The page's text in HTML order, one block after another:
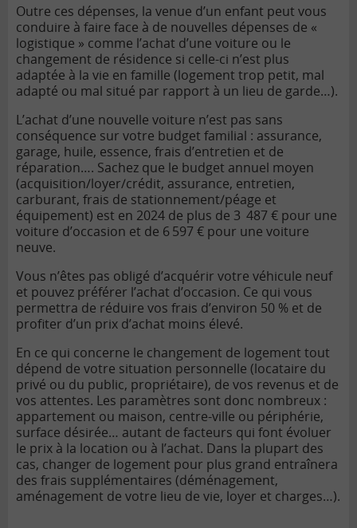
Outre ces dépenses, la venue d’un enfant peut vous
conduire à faire face à de nouvelles dépenses de «
logistique » comme l’achat d’une voiture ou le
changement de résidence si celle-ci n’est plus
adaptée à la vie en famille (logement trop petit, mal
adapté ou mal situé par rapport à un lieu de garde…).
L’achat d’une nouvelle voiture n’est pas sans
conséquence sur votre budget familial : assurance,
garage, huile, essence, frais d’entretien et de
réparation…. Sachez que le budget annuel moyen
(acquisition/loyer/crédit, assurance, entretien,
carburant, frais de stationnement/péage et
équipement) est en 2024 de plus de 3 487€ pour une
voiture d’occasion et de 6 597 € pour une voiture
neuve.
Vous n’êtes pas obligé d’acquérir votre véhicule neuf
et pouvez préférer l’achat d’occasion. Ce qui vous
permettra de réduire vos frais d’environ 50 % et de
profiter d’un prix d’achat moins élevé.
En ce qui concerne le changement de logement tout
dépend de votre situation personnelle (locataire du
privé ou du public, propriétaire), de vos revenus et de
vos attentes. Les paramètres sont donc nombreux :
appartement ou maison, centre-ville ou périphérie,
surface désirée… autant de facteurs qui font évoluer
le prix à la location ou à l’achat. Dans la plupart des
cas, changer de logement pour plus grand entraînera
des frais supplémentaires (déménagement,
aménagement de votre lieu de vie, loyer et charges…).